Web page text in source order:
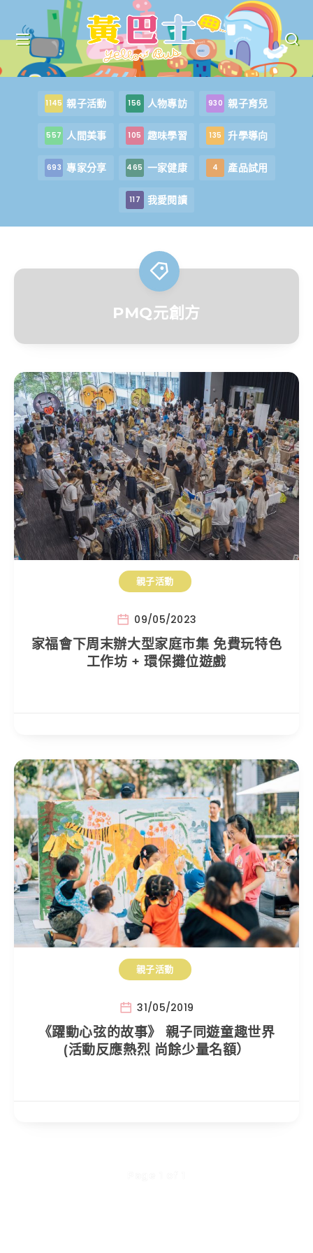
1145 親子活動 156 人物專訪 930 親子育兒
557 人間美事 105 趣味學習 135 升學導向
693 專家分享 465 一家健康 4 產品試用
117 我愛閱讀
PMQ元創方
親子活動
09/05/2023
家福會下周末辦大型家庭市集 免費玩特色
工作坊 + 環保攤位遊戲
親子活動
31/05/2019
《躍動心弦的故事》 親子同遊童趣世界
(活動反應熱烈 尚餘少量名額）